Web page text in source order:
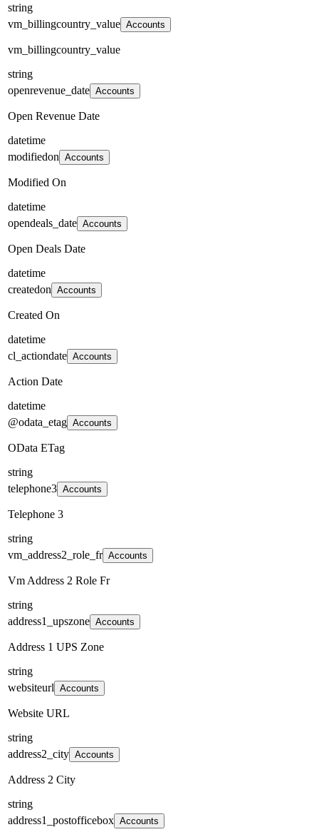
string
vm_billingcountry_value Accounts
vm_billingcountry_value
string
openrevenue_date Accounts
Open Revenue Date
datetime
modifiedon Accounts
Modified On
datetime
opendeals_date Accounts
Open Deals Date
datetime
createdon Accounts
Created On
datetime
cl_actiondate Accounts
Action Date
datetime
@odata_etag Accounts
OData ETag
string
telephone3 Accounts
Telephone 3
string
vm_address2_role_fr Accounts
Vm Address 2 Role Fr
string
address1_upszone Accounts
Address 1 UPS Zone
string
websiteurl Accounts
Website URL
string
address2_city Accounts
Address 2 City
string
address1_postofficebox Accounts